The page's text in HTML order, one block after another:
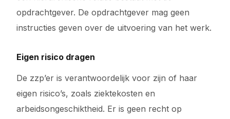
opdrachtgever. De opdrachtgever mag geen
instructies geven over de uitvoering van het werk.
Eigen risico dragen
De zzp’er is verantwoordelijk voor zijn of haar
eigen risico’s, zoals ziektekosten en
arbeidsongeschiktheid. Er is geen recht op